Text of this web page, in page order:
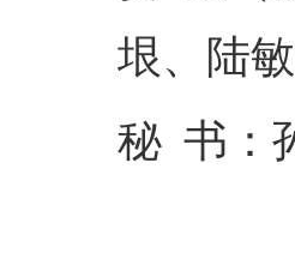
垠、 陆
秘 书：